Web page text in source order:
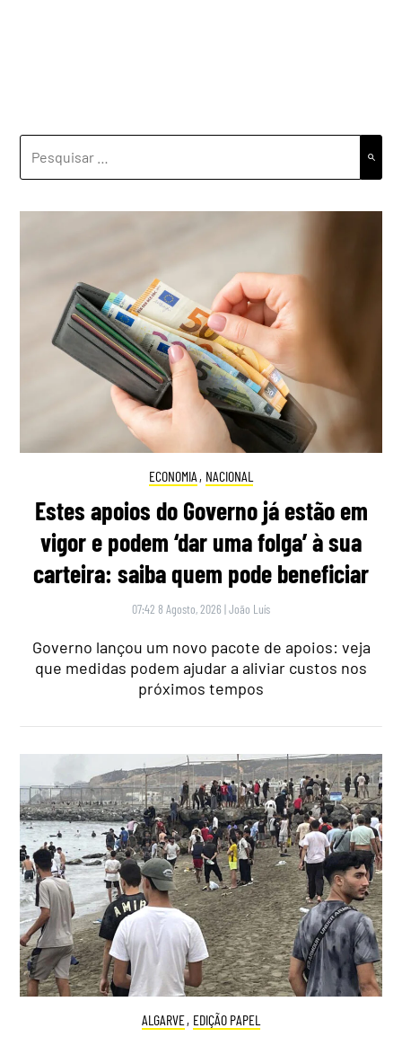
POR:
ECONOMIA , NACIONAL
Estes apoios do Governo já estão em
vigor e podem ‘dar uma folga’ à sua
carteira: saiba quem pode beneficiar
07:42 8 Agosto, 2026 |João Luís
Governo lançou um novo pacote de apoios: veja
que medidas podem ajudar a aliviar custos nos
próximos tempos
ALGARVE, EDIÇÃO PAPEL